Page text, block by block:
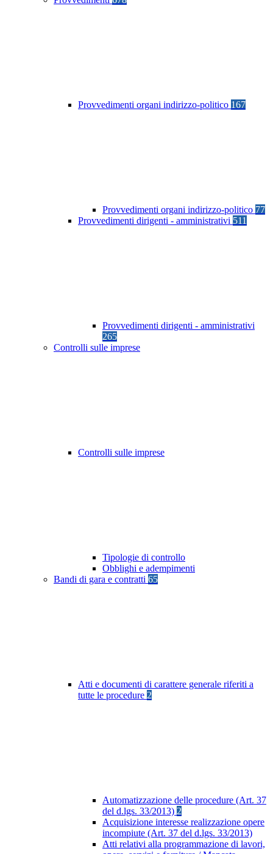
Provvedimenti organi indirizzo-politico 167
Provvedimenti organi indirizzo-politico 77
Provvedimenti dirigenti - amministrativi 511
Provvedimenti dirigenti - amministrativi
265
Controlli sulle imprese
Controlli sulle imprese
Tipologie di controllo
Obblighi e adempimenti
Bandi di gara e contratti 65
Atti e documenti di carattere generale riferiti a
tutte le procedure 2
Automatizzazione delle procedure (Art. 37
del d.lgs. 33/2013) 2
Acquisizione interesse realizzazione opere
incompiute (Art. 37 del d.lgs. 33/2013)
Atti relativi alla programmazione di lavori,